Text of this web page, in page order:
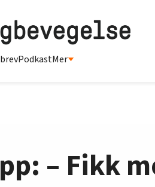
PodkastMer
– Fikk